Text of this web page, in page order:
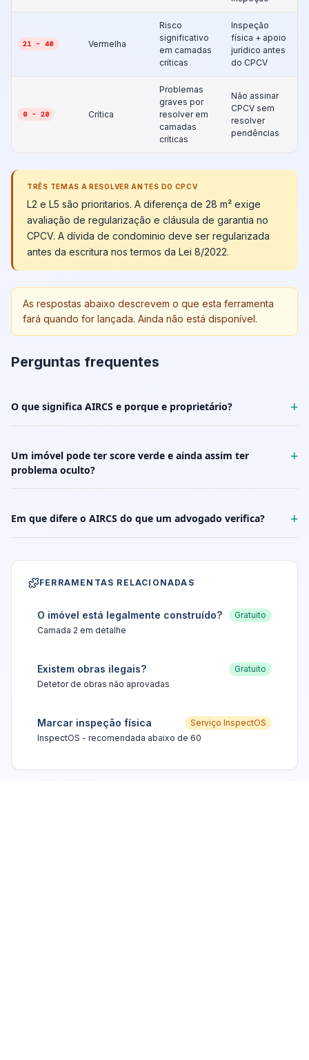
21 - 40 Vermelha
Risco
significativo
em camadas
críticas
Inspeção
física + apoio
jurídico antes
do CPCV
0 - 20 Crítica
Problemas
graves por
resolver em
camadas
críticas
Não assinar
CPCV sem
resolver
pendências
TRÊS TEMAS A RESOLVER ANTES DO CPCV
L2 e L5 são prioritarios. A diferença de 28 m² exige
avaliação de regularização e cláusula de garantia no
CPCV. A dívida de condominio deve ser regularizada
antes da escritura nos termos da Lei 8/2022.
As respostas abaixo descrevem o que esta ferramenta
fará quando for lançada. Ainda não está disponível.
Perguntas frequentes
O que significa AIRCS e porque e proprietário? +
Um imóvel pode ter score verde e ainda assim ter
problema oculto?
+
Em que difere o AIRCS do que um advogado verifica? +
FERRAMENTAS RELACIONADAS
O imóvel está legalmente construído?
Gratuito
Camada 2 em detalhe
Existem obras ilegais?
Gratuito
Detetor de obras não aprovadas
Marcar inspeção física
Serviço InspectOS
InspectOS - recomendada abaixo de 60